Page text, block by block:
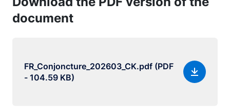
document
FR_Conjoncture_202603_CK.pdf (PDF
- 104.59 KB)